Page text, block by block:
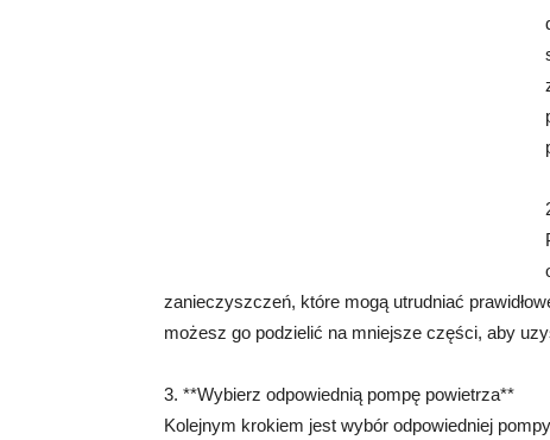
zanieczyszczeń, które mogą utrudniać
możesz go podzielić na mniejsze części, aby
3. **Wybierz odpowiednią pompę powietrza**
Kolejnym krokiem jest wybór odpowiedniej